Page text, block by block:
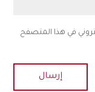
في هذا المتصفح